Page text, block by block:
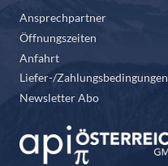
Ansprechpartner
Öffnungszeiten
Anfahrt
Liefer-/Zahlungsbedingungen
Newsletter Abo